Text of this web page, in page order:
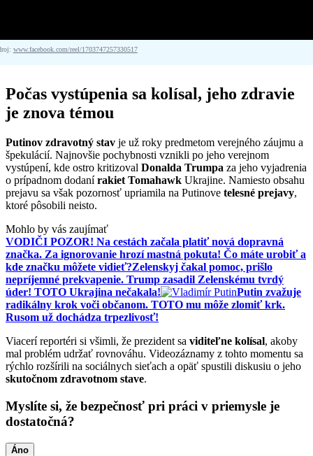
www.facebook.com/reel/1703747257330517
Počas vystúpenia sa kolísal, jeho zdravie
je znova témou
Putinov zdravotný stav je už roky predmetom verejného záujmu a
špekulácií. Najnovšie pochybnosti vznikli po jeho verejnom
vystúpení, kde ostro kritizoval Donalda Trumpa za jeho vyjadrenia
o prípadnom dodanírakiet Tomahawk Ukrajine. Namiesto obsahu
prejavu sa však pozornosť upriamila na Putinove telesné prejavy,
ktoré pôsobili neisto.
Mohlo by vás zaujímať
VODIČI POZOR! Na cestách začala platiť nová dopravná
značka. Za ignorovanie hrozí mastná pokuta! Čo máte urobiť a
kde značku môžete vidieť?Zelenskyj čakal pomoc, prišlo
nepríjemné prekvapenie. Trump zasadil Zelenskému tvrdý
úder! TOTO Ukrajina nečakala!
Putin zvažuje
radikálny krok voči občanom. TOTO mu môže zlomiť krk.
Rusom už dochádza trpezlivosť!
Viacerí reportéri si všimli, že prezident sa viditeľne kolísal, akoby
mal problém udržať rovnováhu. Videozáznamy z tohto momentu sa
rýchlo rozšírili na sociálnych sieťach a opäť spustili diskusiu o jeho
skutočnom zdravotnom stave.
Myslíte si, že bezpečnosť pri práci v priemysle je
dostatočná?
Áno